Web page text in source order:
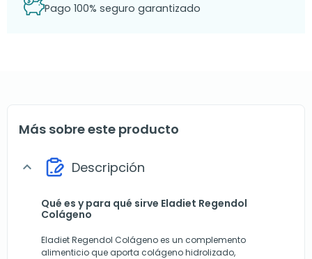
Pago 100% seguro garantizado
Más sobre este producto
expand_more Descripción
Qué es y para qué sirve Eladiet Regendol
Colágeno
Eladiet Regendol Colágeno es un complemento
alimenticio que aporta colágeno hidrolizado,